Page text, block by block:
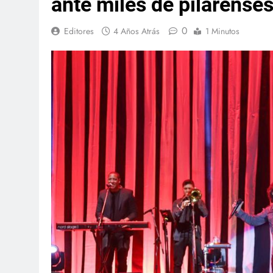
Editores 4 Años Atrás 0 1 Minutos